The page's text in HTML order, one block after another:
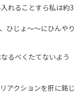
れることすら私は約3
ひじょ～～にひんやり
るべくたてないよう
アクションを肝に銘じ